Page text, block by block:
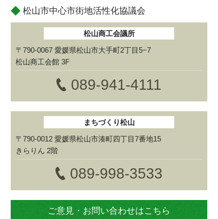
松山市中心市街地活性化協議会
松山商工会議所
〒790-0067 愛媛県松山市大手町2丁目5−7
松山商工会館 3F
089-941-4111
まちづくり松山
〒790-0012 愛媛県松山市湊町四丁目7番地15
きらりん 2階
089-998-3533
ご意見・お問い合わせはこちら